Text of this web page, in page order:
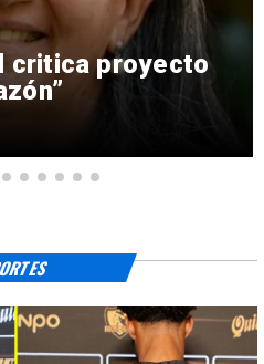
critica proyecto